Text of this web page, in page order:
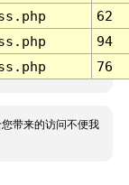
62
94
76
带来的访问不便我